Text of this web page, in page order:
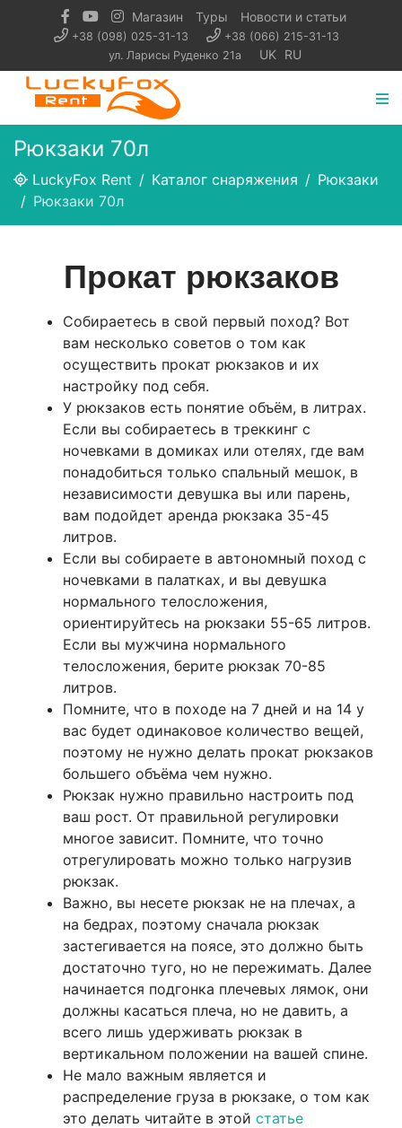
Магазин Туры Новости и статьи
+38 (098) 025-31-13
+38 (066) 215-31-13
ул. Ларисы Руденко 21а
UK RU
Рюкзаки 70л
LuckyFox Rent Каталог снаряжения
Рюкзаки
Рюкзаки 70л
Прокат рюкзаков
Собираетесь в свой первый поход? Вот
вам несколько советов о том как
осуществить прокат рюкзаков и их
настройку под себя.
У рюкзаков есть понятие объём, в литрах.
Если вы собираетесь в треккинг с
ночевками в домиках или отелях, где вам
понадобиться только спальный мешок, в
независимости девушка вы или парень,
вам подойдет аренда рюкзака 35-45
литров.
Если вы собираете в автономный поход с
ночевками в палатках, и вы девушка
нормального телосложения,
ориентируйтесь на рюкзаки 55-65 литров.
Если вы мужчина нормального
телосложения, берите рюкзак 70-85
литров.
Помните, что в походе на 7 дней и на 14 у
вас будет одинаковое количество вещей,
поэтому не нужно делать прокат рюкзаков
большего объёма чем нужно.
Рюкзак нужно правильно настроить под
ваш рост. От правильной регулировки
многое зависит. Помните, что точно
отрегулировать можно только нагрузив
рюкзак.
Важно, вы несете рюкзак не на плечах, а
на бедрах, поэтому сначала рюкзак
застегивается на поясе, это должно быть
достаточно туго, но не пережимать. Далее
начинается подгонка плечевых лямок, они
должны касаться плеча, но не давить, а
всего лишь удерживать рюкзак в
вертикальном положении на вашей спине.
Не мало важным является и
распределение груза в рюкзаке, о том как
это делать читайте в этой статье